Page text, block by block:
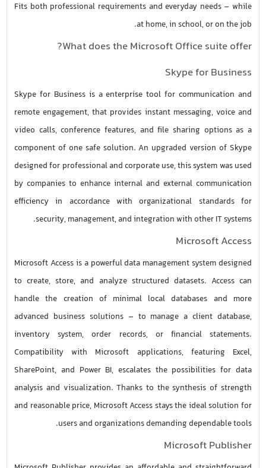
Fits both professional requirements and everyday needs – while
at home, in school, or on the job.
What does the Microsoft Office suite offer?
Skype for Business
Skype for Business is a enterprise tool for communication and
remote engagement, that provides instant messaging, voice and
video calls, conference features, and file sharing options as a
component of one safe solution. An upgraded version of Skype
designed for professional and corporate use, this system was used
by companies to enhance internal and external communication
efficiency in accordance with organizational standards for
security, management, and integration with other IT systems.
Microsoft Access
Microsoft Access is a powerful data management system designed
to create, store, and analyze structured datasets. Access can
handle the creation of minimal local databases and more
advanced business solutions – to manage a client database,
inventory system, order records, or financial statements.
Compatibility with Microsoft applications, featuring Excel,
SharePoint, and Power BI, escalates the possibilities for data
analysis and visualization. Thanks to the synthesis of strength
and reasonable price, Microsoft Access stays the ideal solution for
users and organizations demanding dependable tools.
Microsoft Publisher